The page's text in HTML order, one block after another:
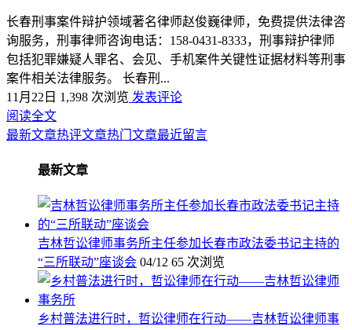
长春刑事案件辩护领域著名律师赵俊巍律师，免费提供法律咨
询服务，刑事律师咨询电话：158-0431-8333，刑事辩护律师
包括犯罪嫌疑人罪名、会见、手机案件关键性证据材料等刑事
案件相关法律服务。 长春刑...
11月22日 1,398 次浏览 发表评论
阅读全文
最新文章热评文章热门文章最近留言
最新文章
吉林哲讼律师事务所主任参加长春市政法委书记主持的
“三所联动”座谈会 04/12 65 次浏览
乡村普法进行时，哲讼律师在行动——吉林哲讼律师事